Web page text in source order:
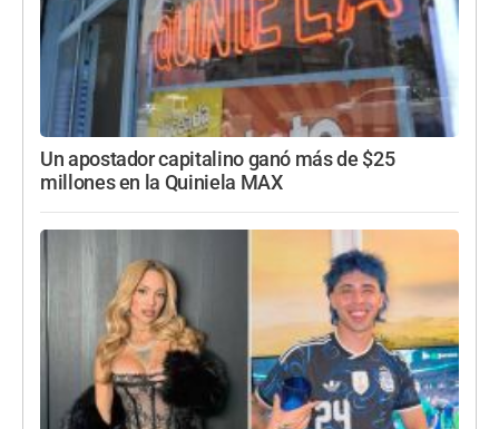
Un apostador capitalino ganó más de $25
millones en la Quiniela MAX